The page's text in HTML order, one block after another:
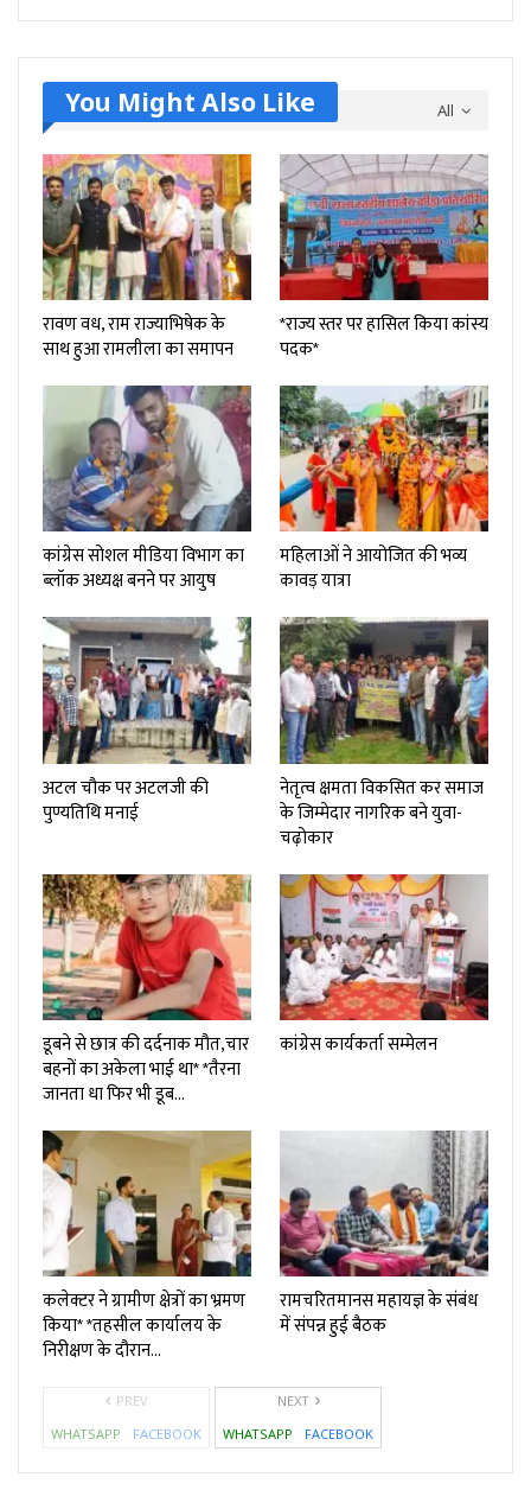
All
You Might Also Like
रावण वध, राम राज्याभिषेक के
साथ हुआ रामलीला का समापन
*राज्य स्तर पर हासिल किया‌ कांस्य
पदक*
कांग्रेस सोशल मीडिया विभाग का
ब्लॉक अध्यक्ष बनने पर आयुष
महिलाओं ने आयोजित की भव्य
कावड़ यात्रा
अटल चौक पर अटलजी की
पुण्यतिथि मनाई
नेतृत्व क्षमता विकसित कर समाज
के जिम्मेदार नागरिक बने युवा-
चढ़ोकार
डूबने से छात्र की दर्दनाक मौत,चार
बहनों का अकेला भाई था* *तैरना
जानता धा फिर भी डूब…
कांग्रेस कार्यकर्ता सम्मेलन
कलेक्टर ने ग्रामीण क्षेत्रों का भ्रमण
किया* *तहसील कार्यालय के
निरीक्षण के दौरान…
रामचरितमानस महायज्ञ के संबंध
में संपन्न हुई बैठक
PREV
WHATSAPP
FACEBOOK
NEXT
WHATSAPP
FACEBOOK